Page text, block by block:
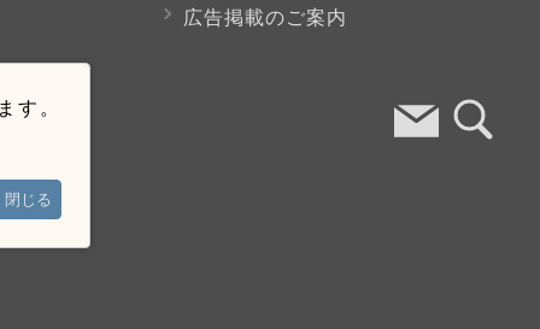
。
閉じる
広告掲載のご案内